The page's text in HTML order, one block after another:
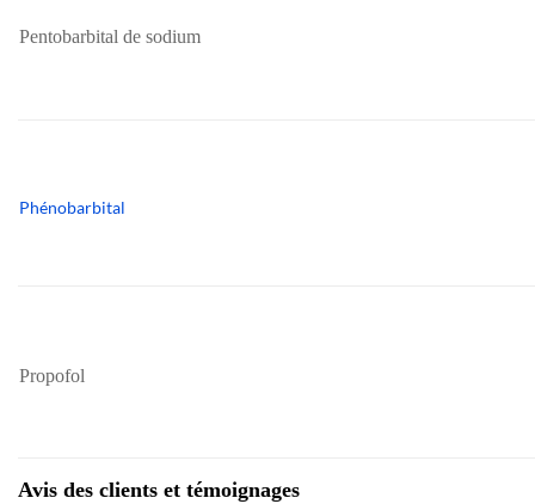
Pentobarbital de sodium
Phénobarbital
Propofol
Avis des clients et témoignages